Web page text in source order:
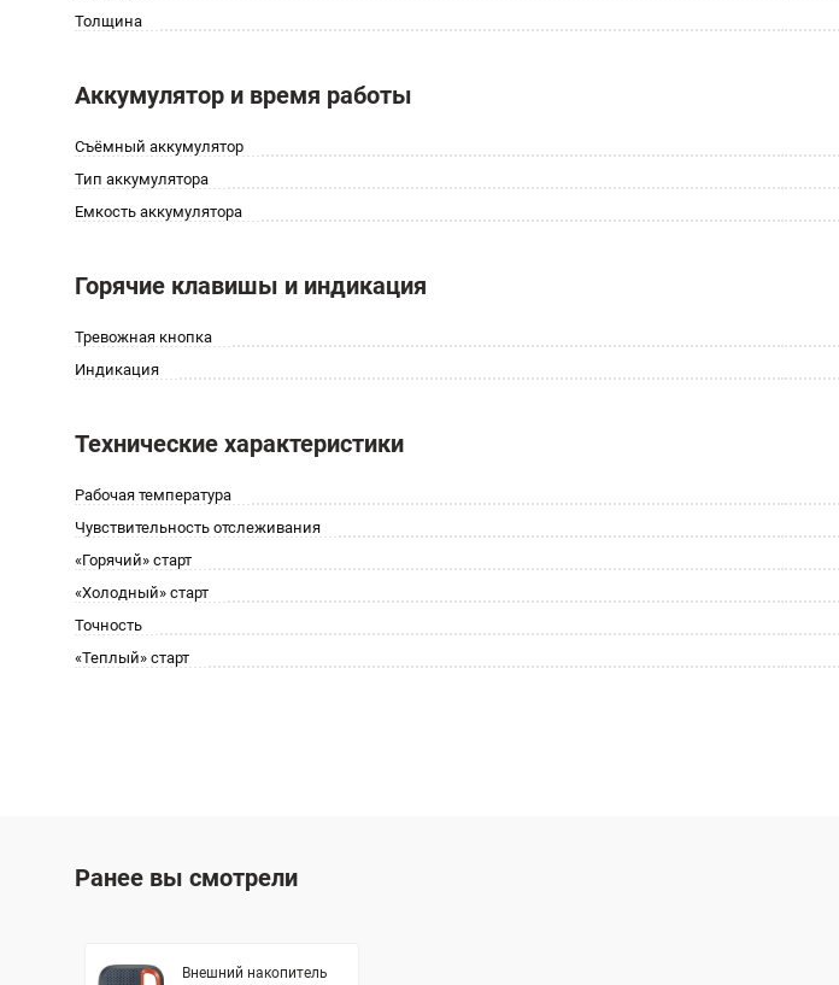
Толщина
Аккумулятор и время работы
Cъёмный аккумулятор
Тип аккумулятора
Емкость аккумулятора
Горячие клавишы и индикация
Тревожная кнопка
Индикация
Технические характеристики
Рабочая температура
Чувствительность отслеживания
«Горячий» старт
«Холодный» старт
Точность
«Теплый» старт
Ранее вы смотрели
Внешний накопитель